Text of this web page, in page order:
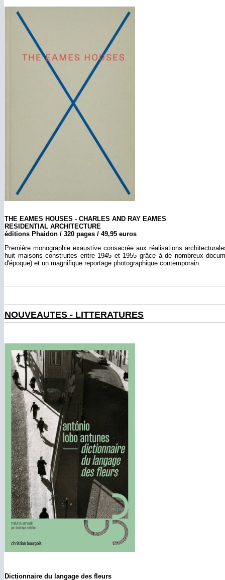
THE EAMES HOUSES - CHARLES AND RAY EAMES
RESIDENTIAL ARCHITECTURE
éditions Phaidon / 320 pages / 49,95 euros
Première monographie exaustive consacrée aux réalisations
huit maisons construites entre 1945 et 1955 grâce à de nombreux
d'époque) et un magnifique reportage photographique contemporain.
NOUVEAUTES - LITTERATURES
Dictionnaire du langage des fleurs